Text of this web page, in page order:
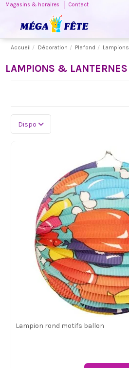
Magasins & horaires Contact
Accueil Décoration Plafond Lampions
LAMPIONS & LANTERNES
Dispo
Lampion rond motifs ballon